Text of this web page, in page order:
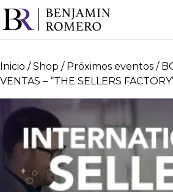
Inicio /Shop / Próximos eventos /
VENTAS – “THE SELLERS